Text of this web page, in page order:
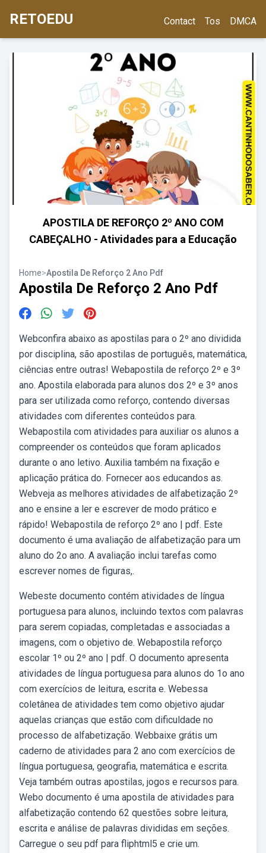
RETOEDU Contact Tos DMCA
APOSTILA DE REFORÇO 2º ANO COM
CABEÇALHO - Atividades para a Educação
Home>Apostila De Reforço 2 Ano Pdf
Apostila De Reforço 2 Ano Pdf
Webconfira abaixo as apostilas para o 2º ano dividida
por disciplina, são apostilas de português, matemática,
ciências entre outras! Webapostila de reforço 2º e 3º
ano. Apostila elaborada para alunos dos 2º e 3º anos
para ser utilizada como reforço, contendo diversas
atividades com diferentes conteúdos para.
Webapostila com atividades para auxiliar os alunos a
compreender os conteúdos que foram aplicados
durante o ano letivo. Auxilia também na fixação e
aplicação prática do. Fornecer aos educandos as.
Webveja as melhores atividades de alfabetização 2º
ano e ensine a ler e escrever de modo prático e
rápido! Webapostila de reforço 2º ano | pdf. Este
documento é uma avaliação de alfabetização para um
aluno do 2o ano. A avaliação inclui tarefas como
escrever nomes de figuras,.
Webeste documento contém atividades de língua
portuguesa para alunos, incluindo textos com palavras
para serem copiadas, completadas e associadas a
imagens, com o objetivo de. Webapostila reforço
escolar 1º ou 2º ano | pdf. O documento apresenta
atividades de língua portuguesa para alunos do 1o ano
com exercícios de leitura, escrita e. Webessa
coletânea de atividades tem como objetivo ajudar
aquelas crianças que estão com dificuldade no
processo de alfabetização. Webbaixe grátis um
caderno de atividades para 2 ano com exercícios de
língua portuguesa, geografia, matemática e escrita.
Veja também outras apostilas, jogos e recursos para.
Webo documento é uma apostila de atividades para
alfabetização contendo 62 questões sobre leitura,
escrita e análise de palavras divididas em seções.
Carregue o seu pdf para fliphtml5 e crie um.